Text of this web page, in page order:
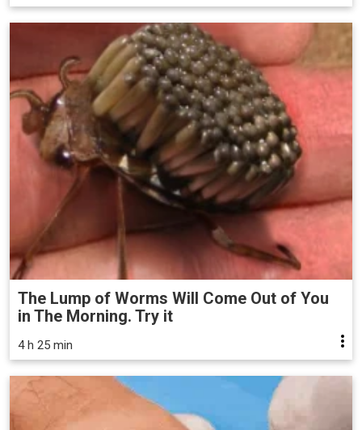
The Lump of Worms Will Come Out of You
in The Morning. Try it
4 h 25 min